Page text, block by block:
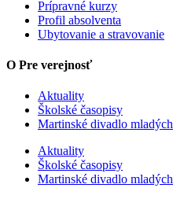
Prípravné kurzy
Profil absolventa
Ubytovanie a stravovanie
O Pre verejnosť
Aktuality
Školské časopisy
Martinské divadlo mladých
Aktuality
Školské časopisy
Martinské divadlo mladých